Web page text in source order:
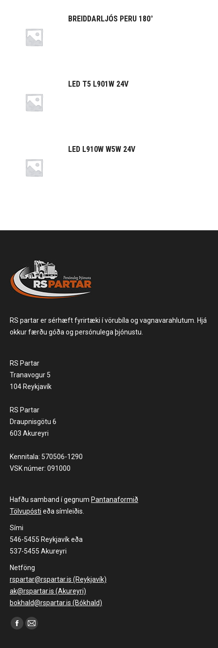
BREIDDARLJÓS PERU 180°
LED T5 L901W 24V
LED L910W W5W 24V
RS partar er sérhæft fyrirtæki í vörubíla og vagnavarahlutum. Hjá
okkur færðu góða og persónulega þjónustu.
RS Partar
Tranavogur 5
104 Reykjavík
RS Partar
Draupnisgötu 6
603 Akureyri
Kennitala: 570506-1290
VSK númer: 091000
Hafðu samband í gegnum Pantanaformið
Tölvupósti eða símleiðis.
Sími
546-5455 Reykjavík eða
537-5455 Akureyri
Netföng
rspartar@rspartar.is (Reykjavík)
ak@rspartar.is (Akureyri)
bokhald@rspartar.is (Bókhald)
Find us on:
Facebook
Mail